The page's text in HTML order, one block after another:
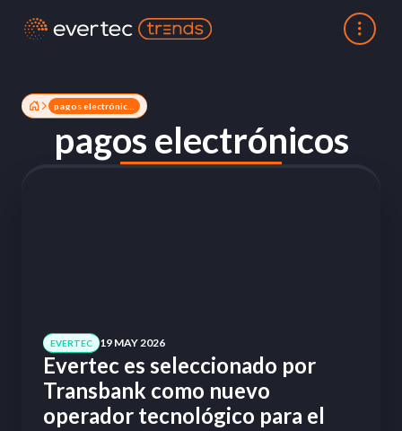
pagos electrónicos
EVERTEC 19 MAY 2026
Evertec es seleccionado por
Transbank como nuevo
operador tecnológico para el